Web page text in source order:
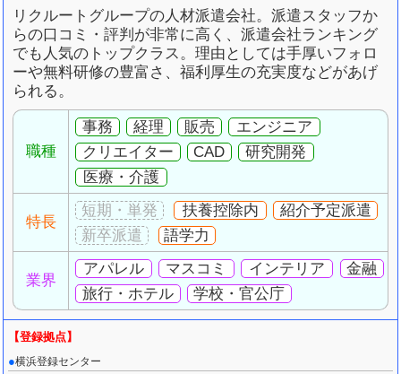
リクルートグループの人材派遣会社。派遣スタッフか
らの口コミ・評判が非常に高く、派遣会社ランキング
でも人気のトップクラス。理由としては手厚いフォロ
ーや無料研修の豊富さ、福利厚生の充実度などがあげ
られる。
職種
事務 経理 販売
エンジニア
クリエイター
CAD
研究開発
医療・介護
特長
扶養控除内
紹介予定派遣
語学力
業界
アパレル マスコミ インテリア
金融
旅行・ホテル
学校・官公庁
横浜登録センター